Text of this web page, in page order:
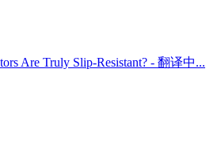
Are Truly Slip-Resistant? - 翻译中...